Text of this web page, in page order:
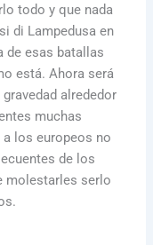
todo y que nada
di Lampedusa en
de esas batallas
está. Ahora será
alrededor
muchas
los europeos no
de los
molestarles serlo